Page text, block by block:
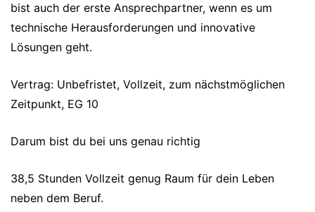
bist auch der erste Ansprechpartner, wenn es um
technische Herausforderungen und innovative
Lösungen geht.
Vertrag: Unbefristet, Vollzeit, zum nächstmöglichen
Zeitpunkt, EG 10
Darum bist du bei uns genau richtig
38,5 Stunden Vollzeit genug Raum für dein Leben
neben dem Beruf.